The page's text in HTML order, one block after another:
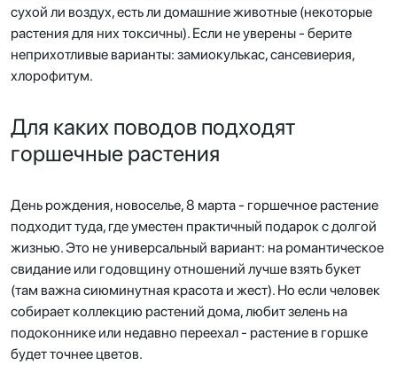
сухой ли воздух, есть ли домашние животные (некоторые
растения для них токсичны). Если не уверены - берите
неприхотливые варианты: замиокулькас, сансевиерия,
хлорофитум.
Для каких поводов подходят
горшечные растения
День рождения, новоселье, 8 марта - горшечное растение
подходит туда, где уместен практичный подарок с долгой
жизнью. Это не универсальный вариант: на романтическое
свидание или годовщину отношений лучше взять букет
(там важна сиюминутная красота и жест). Но если человек
собирает коллекцию растений дома, любит зелень на
подоконнике или недавно переехал - растение в горшке
будет точнее цветов.